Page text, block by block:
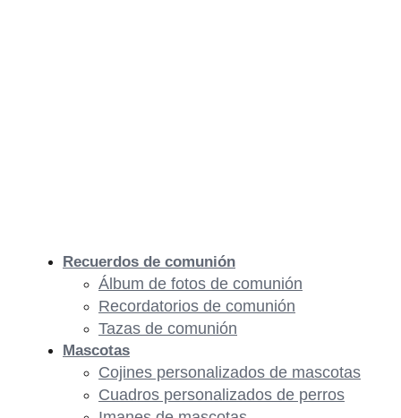
Recuerdos de comunión
Álbum de fotos de comunión
Recordatorios de comunión
Tazas de comunión
Mascotas
Cojines personalizados de mascotas
Cuadros personalizados de perros